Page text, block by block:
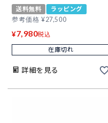
送料無料
ラッピング
参考価格 ¥27,500
¥7,980税込
在庫切れ
詳細を見る